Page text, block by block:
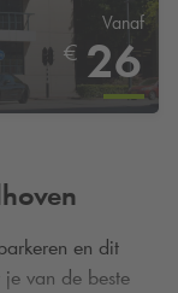
Vanaf
€ 26
en dit
je van de beste